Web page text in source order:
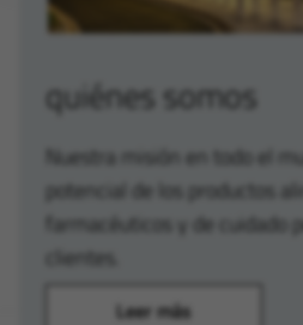
quiénes somos
Nuestra misión en todo el
potencial de los productos
farmacéuticos y de cuidado
clientes.
Leer más